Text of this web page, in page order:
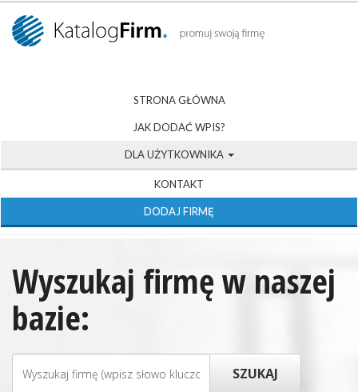
STRONA GŁÓWNA
JAK DODAĆ WPIS?
DLA UŻYTKOWNIKA
KONTAKT
DODAJ FIRMĘ
Wyszukaj firmę w naszej
bazie: